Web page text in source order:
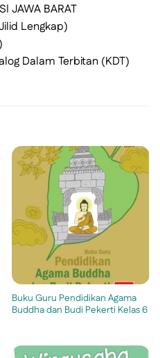
JAWA BARAT
Lengkap)
Dalam Terbitan (KDT)
Buku Guru Pendidikan Agama
Buddha dan Budi Pekerti Kelas 6